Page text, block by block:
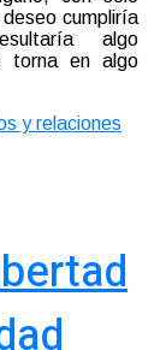
cumpliría
algo
torna en algo
y relaciones